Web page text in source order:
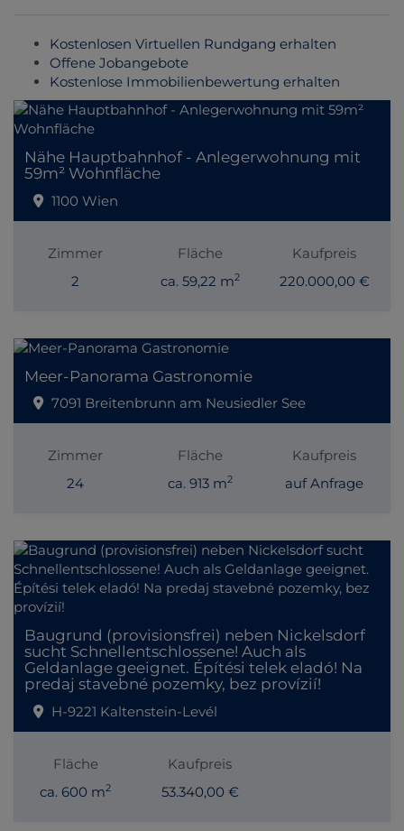
Kostenlosen Virtuellen Rundgang erhalten
Offene Jobangebote
Kostenlose Immobilienbewertung erhalten
Nähe Hauptbahnhof - Anlegerwohnung mit
59m² Wohnfläche
1100 Wien
Zimmer
2
Fläche
ca. 59,22 m2
Kaufpreis
220.000,00 €
Meer-Panorama Gastronomie
7091 Breitenbrunn am Neusiedler See
Zimmer
24
Fläche
ca. 913 m2
Kaufpreis
auf Anfrage
Baugrund (provisionsfrei) neben Nickelsdorf
sucht Schnellentschlossene! Auch als
Geldanlage geeignet. Építési telek eladó! Na
predaj stavebné pozemky, bez provízií!
H-9221 Kaltenstein-Levél
Fläche
ca. 600 m2
Kaufpreis
53.340,00 €